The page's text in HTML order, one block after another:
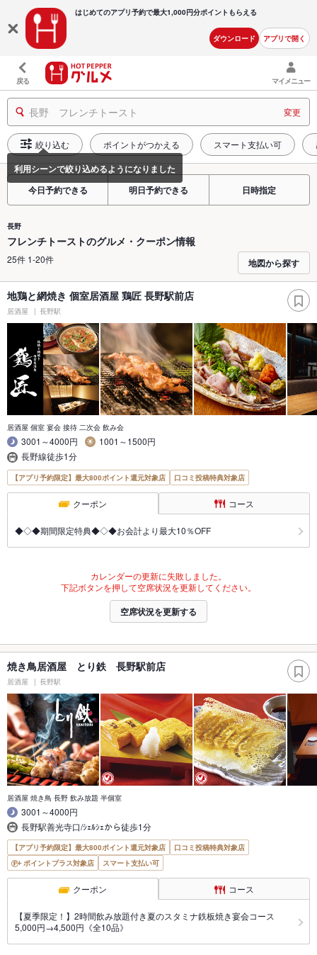
はじめてのアプリ予約で最大1,000円分ポイントもらえる
ダウンロード アプリで開く
戻る マイメニュー
長野 フレンチトースト 変更
絞り込む ポイントがつかえる スマート支払い可
今日予約できる 明日予約できる 日時指定
長野
フレンチトーストのグルメ・クーポン情報
25件 1-20件 地図から探す
地鶏と網焼き 個室居酒屋 鶏匠 長野駅前店
居酒屋 長野駅
居酒屋 個室 宴会 接待 二次会 飲み会
3001～4000円
1001～1500円
長野線徒歩1分
【アプリ予約限定】最大800ポイント還元対象店 口コミ投稿特典対象店
クーポン コース
◆◇◆期間限定特典◆◇◆お会計より最大10％OFF
カレンダーの更新に失敗しました。
下記ボタンを押して空席状況を更新してください。
空席状況を更新する
焼き鳥居酒屋 とり鉄 長野駅前店
居酒屋 長野駅
居酒屋 焼き鳥 長野 飲み放題 半個室
3001～4000円
長野駅善光寺口/ｼｪﾙｼｪから徒歩1分
【アプリ予約限定】最大800ポイント還元対象店
口コミ投稿特典対象店
ポイントプラス対象店
スマート支払い可
クーポン コース
【夏季限定！】2時間飲み放題付き夏のスタミナ鉄板焼き宴会コース
5,000円→4,500円《全10品》